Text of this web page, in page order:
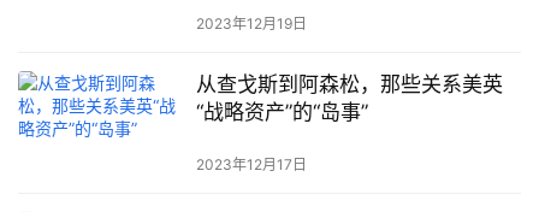
2023年12月19日
从查戈斯到阿森松，那些关系美英
“战略资产”的“岛事”
2023年12月17日